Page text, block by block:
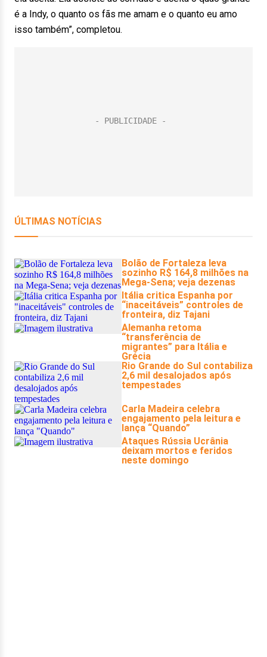
é a Indy, o quanto os fãs me amam e o quanto eu amo
isso também”, completou.